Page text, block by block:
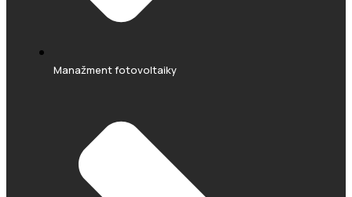
Manažment fotovoltaiky